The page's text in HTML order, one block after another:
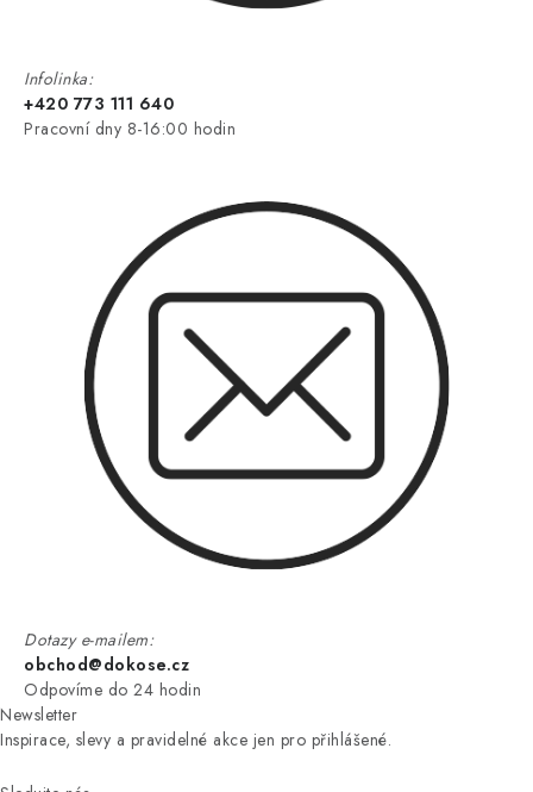
Infolinka:
+420 773 111 640
Pracovní dny 8-16:00 hodin
Dotazy e-mailem:
obchod@dokose.cz
Odpovíme do 24 hodin
Newsletter
Inspirace, slevy a pravidelné akce jen pro přihlášené.